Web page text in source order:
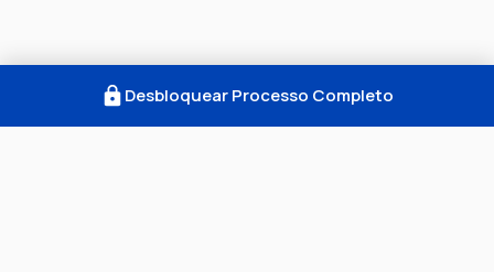
Desbloquear Processo Completo